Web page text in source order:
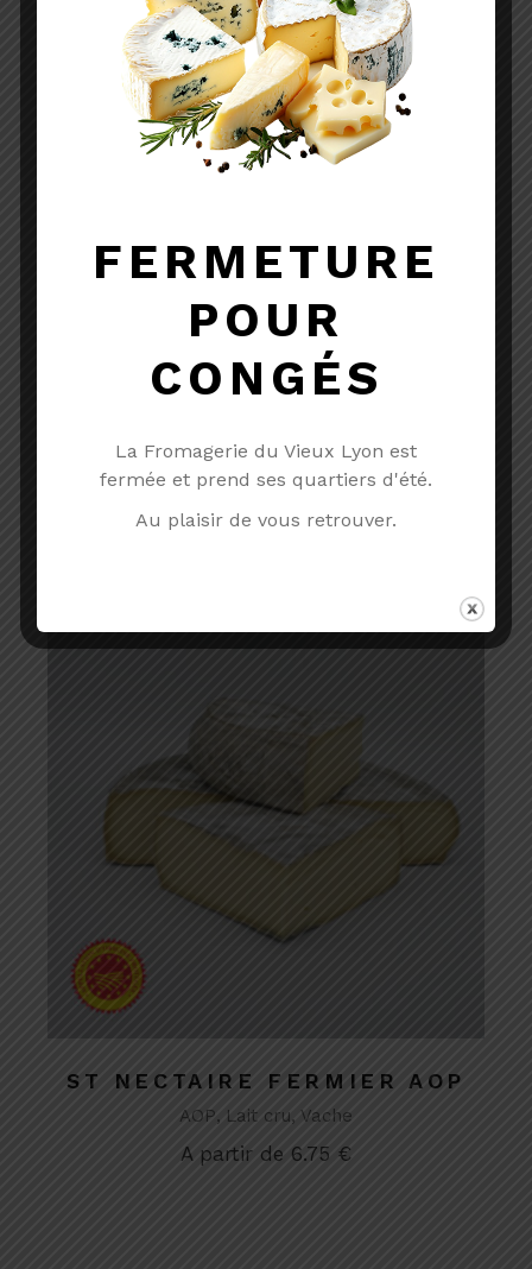
TOME DES BAUGES AOP
AOP Lait cru Vache
A partir de4.32€
ST NECTAIRE FERMIER AOP
AOP Lait cru Vache
A partir de 6.75 €
FERMETURE
POUR
CONGÉS
La Fromagerie du Vieux Lyon est
fermée et prend ses quartiers d'été.
Au plaisir de vous retrouver.